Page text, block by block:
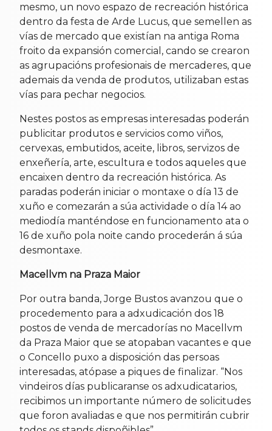
mesmo, un novo espazo de recreación histórica
dentro da festa de Arde Lucus, que semellen as
vías de mercado que existían na antiga Roma
froito da expansión comercial, cando se crearon
as agrupacións profesionais de mercaderes, que
ademais da venda de produtos, utilizaban estas
vías para pechar negocios.
Nestes postos as empresas interesadas poderán
publicitar produtos e servicios como viños,
cervexas, embutidos, aceite, libros, servizos de
enxeñería, arte, escultura e todos aqueles que
encaixen dentro da recreación histórica. As
paradas poderán iniciar o montaxe o día 13 de
xuño e comezarán a súa actividade o día 14 ao
mediodía manténdose en funcionamento ata o
16 de xuño pola noite cando procederán á súa
desmontaxe.
Macellvm na Praza Maior
Por outra banda, Jorge Bustos avanzou que o
procedemento para a adxudicación dos 18
postos de venda de mercadorías no Macellvm
da Praza Maior que se atopaban vacantes e que
o Concello puxo a disposición das persoas
interesadas, atópase a piques de finalizar. “Nos
vindeiros días publicaranse os adxudicatarios,
recibimos un importante número de solicitudes
que foron avaliadas e que nos permitirán cubrir